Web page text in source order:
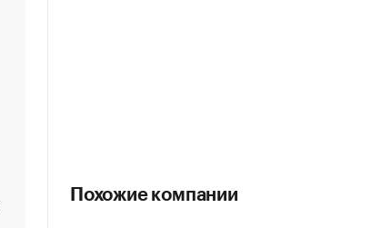
Стресс обеспеченных людей: почему рост доходов
Похожие компании